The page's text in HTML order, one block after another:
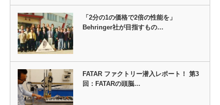
「2分の1の価格で2倍の性能を」
Behringer社が目指すもの…
FATAR ファクトリー潜入レポート！ 第3
回：FATARの頭脳…